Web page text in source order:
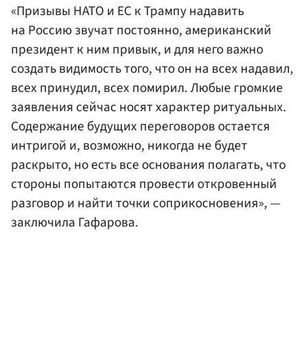
«Призывы НАТО и ЕС к Трампу надавить
на Россию звучат постоянно, американский
президент к ним привык, и для него важно
создать видимость того, что он на всех надавил,
всех принудил, всех помирил. Любые громкие
заявления сейчас носят характер ритуальных.
Содержание будущих переговоров остается
интригой и, возможно, никогда не будет
раскрыто, но есть все основания полагать, что
стороны попытаются провести откровенный
разговор и найти точки соприкосновения», —
заключила Гафарова.